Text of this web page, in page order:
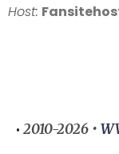
Host:
• 2010-2026 •